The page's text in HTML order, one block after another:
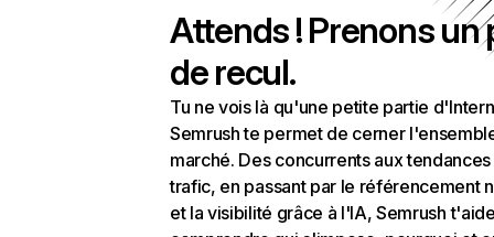
Attends ! Prenons un
de recul.
Tu ne vois là qu'une petite partie
Semrush te permet de cerner
marché. Des concurrents aux
trafic, en passant par le référencement
et la visibilité grâce à l'IA, Semrush